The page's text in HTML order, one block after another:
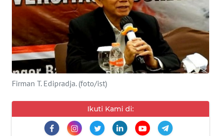
Firman T. Edipradja. (foto/ist)
Ikuti Kami di:
WAHANA
ADVOKAT
OPINI
KONSUMEN
NET
FORWAMKI